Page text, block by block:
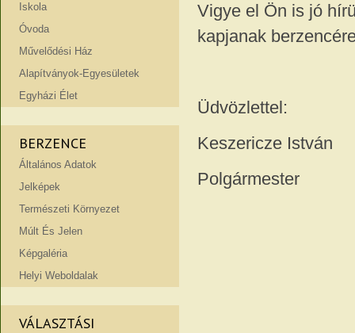
Iskola
Óvoda
Művelődési Ház
Alapítványok-Egyesületek
Egyházi Élet
BERZENCE
Általános Adatok
Jelképek
Természeti Környezet
Múlt És Jelen
Képgaléria
Helyi Weboldalak
VÁLASZTÁSI
Vigye el Ön is jó
kapjanak
Üdvözlettel:
Keszericze István
Polgármester